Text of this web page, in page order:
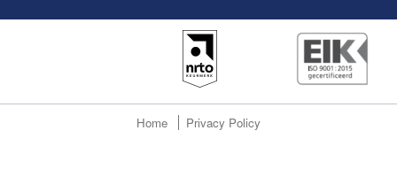
Home Privacy Policy